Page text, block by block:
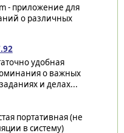
- приложение для
о различных
удобная
о важных
и делах...
портативная (не
в систему)